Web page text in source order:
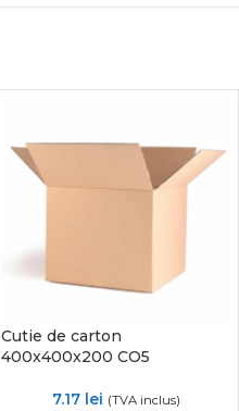
Cutie de carton
400x400x200 CO5
7.17 lei (TVA inclus)